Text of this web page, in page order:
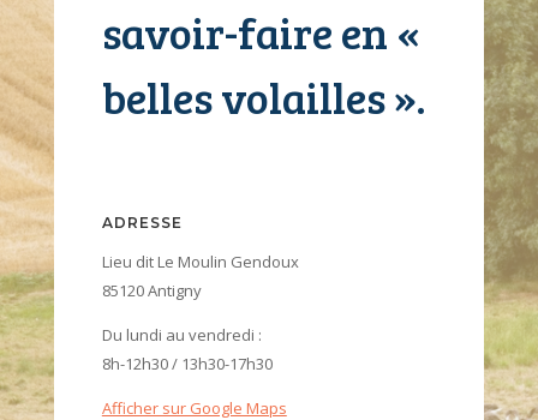
savoir-faire en «
belles volailles ».
ADRESSE
Lieu dit Le Moulin Gendoux
85120 Antigny
Du lundi au vendredi :
8h-12h30 / 13h30-17h30
Afficher sur Google Maps